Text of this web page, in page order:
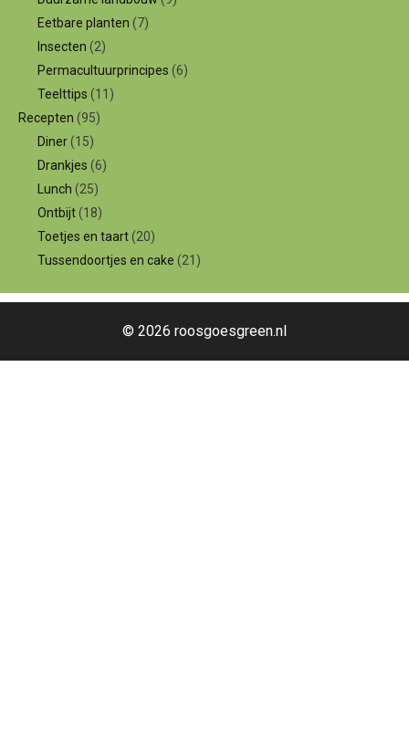
Eetbare planten (7)
Insecten (2)
Permacultuurprincipes (6)
Teelttips (11)
Recepten (95)
Diner(15)
Drankjes (6)
Lunch (25)
Ontbijt(18)
Toetjes en taart(20)
Tussendoortjes en cake (21)
© 2026 roosgoesgreen.nl